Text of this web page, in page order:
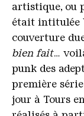
artistique, ou
était intitulée
couverture
bien fait…
punk des
première
jour à Tours